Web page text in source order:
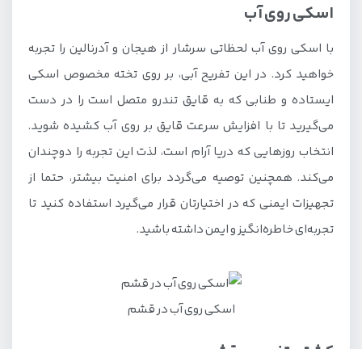
اسکی روی آب
با اسکی روی آب لحظاتی سرشار از هیجان و آدرنالین را تجربه
خواهید کرد. در این تفریح آبی، بر روی تخته مخصوص اسکی
ایستاده و طنابی که به قایق تندرو متصل است را در دست
می‌گیرید تا با افزایش سرعت قایق بر روی آب کشیده شوید.
انتخاب روزهایی که دریا آرام است، لذت این تجربه را دوچندان
می‌کند. همچنین توصیه می‌گردد برای امنیت بیشتر، حتما از
تجهیزات ایمنی که در اختیارتان قرار می‌گیرد استفاده کنید تا
تجربه‌ای خاطره‌انگیز و ایمن داشته باشید.
اسکی روی آب در قشم